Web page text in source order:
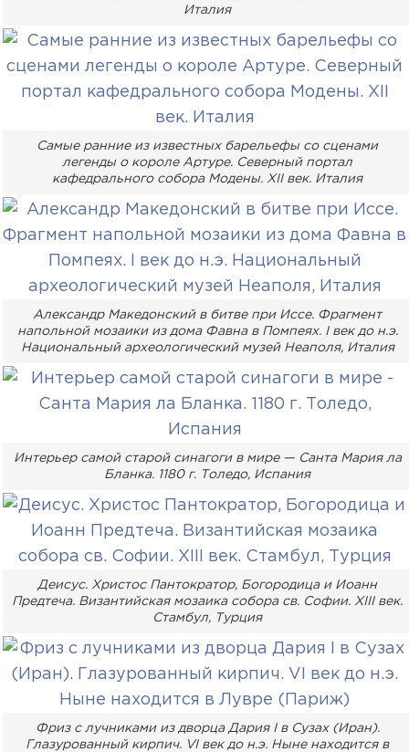
Италия
Самые ранние из известных барельефы со сценами
легенды о короле Артуре. Северный портал
кафедрального собора Модены. XII век. Италия
Александр Македонский в битве при Иссе. Фрагмент
напольной мозаики из дома Фавна в Помпеях. I век до н.э.
Национальный археологический музей Неаполя, Италия
Интерьер самой старой синагоги в мире — Санта Мария ла
Бланка. 1180 г. Толедо, Испания
Деисус. Христос Пантократор, Богородица и Иоанн
Предтеча. Византийская мозаика собора св. Софии. XIII век.
Стамбул, Турция
Фриз с лучниками из дворца Дария I в Сузах (Иран).
Глазурованный кирпич. VI век до н.э. Ныне находится в